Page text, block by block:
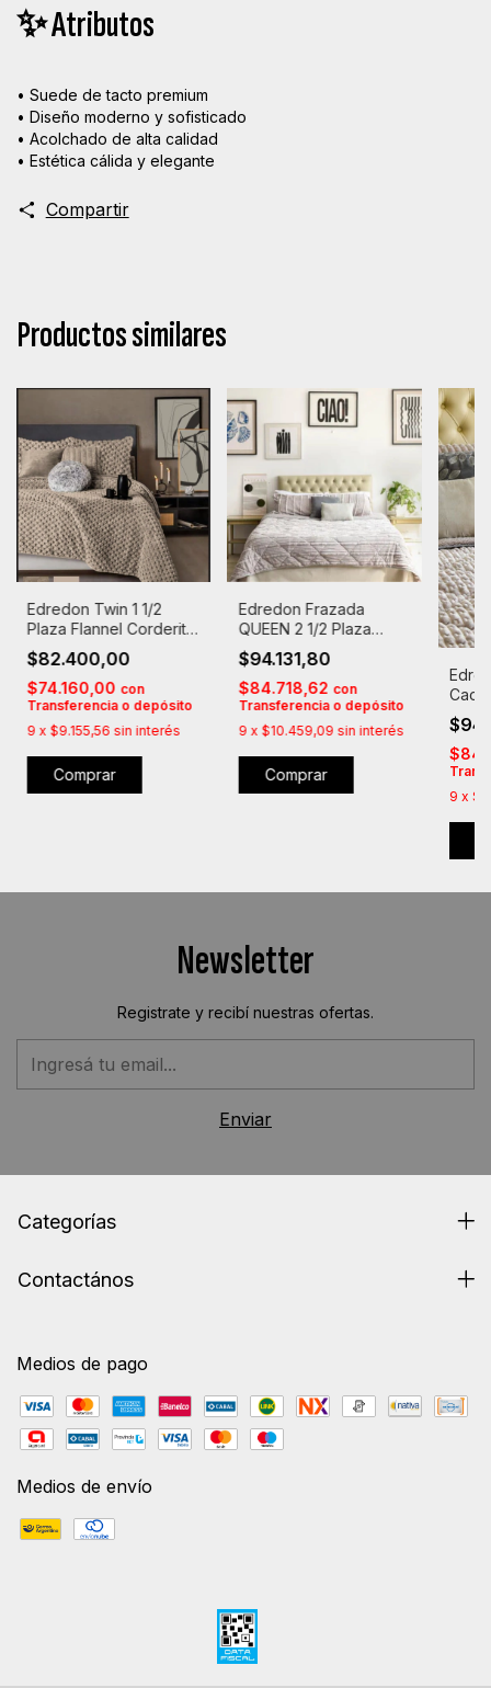
✨ Atributos
• Suede de tacto premium
• Diseño moderno y sofisticado
• Acolchado de alta calidad
• Estética cálida y elegante
Compartir
Productos similares
Edredon Twin 1 1/2
Plaza Flannel Corderito
C/funda Cacharel
RABBIT
$82.400,00
$74.160,00 con
Transferencia o depósito
9 x $9.155,56 sin interés
Comprar
Edredon Frazada
QUEEN 2 1/2 Plaza
Flannel Corderito
Cacharel ETNA
$94.131,80
$84.718,62 con
Transferencia o depósito
9 x $10.459,09 sin interés
Comprar
9 x
Newsletter
Registrate y recibí nuestras ofertas.
Categorías
Contactános
Medios de pago
Medios de envío